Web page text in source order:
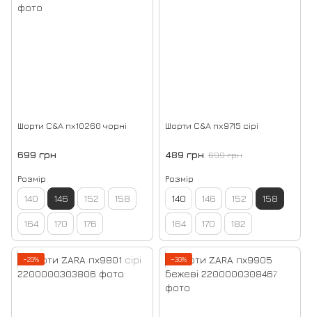
Шорти C&A пх10260 чорні
699 грн
Розмір
140 146 152 158
164 170 176
Шорти C&A пх9715 сірі
489 грн 699 грн
Розмір
140 146 152 158
164 170 182
−20% −30%